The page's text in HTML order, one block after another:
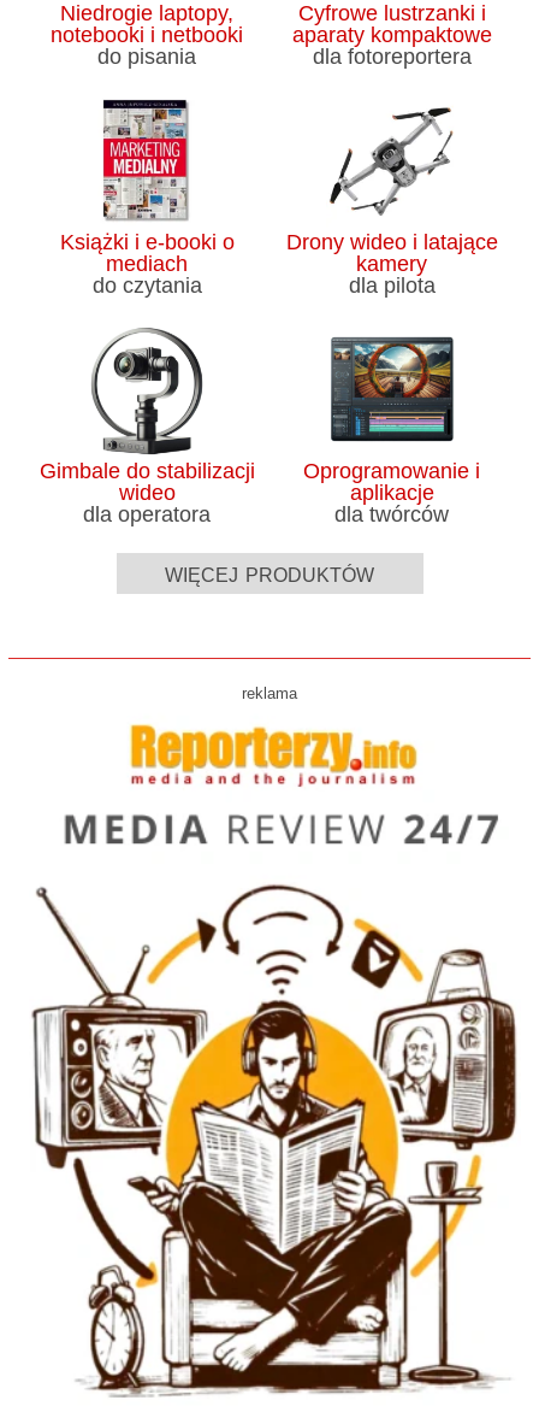
Niedrogie laptopy,
notebooki i netbooki
do pisania
Cyfrowe lustrzanki i
aparaty kompaktowe
dla fotoreportera
Książki i e-booki o
mediach
do czytania
Drony wideo i latające
kamery
dla pilota
Gimbale do stabilizacji
wideo
dla operatora
Oprogramowanie i
aplikacje
dla twórców
więcej produktów
reklama